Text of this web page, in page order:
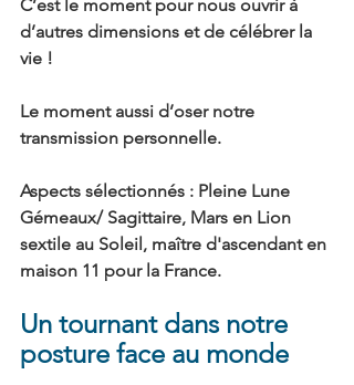
C’est le moment pour nous ouvrir à
d’autres dimensions et de célébrer la
vie !
Le moment aussi d’oser notre
transmission personnelle.
Aspects sélectionnés : Pleine Lune
Gémeaux/ Sagittaire, Mars en Lion
sextile au Soleil, maître d'ascendant en
maison 11 pour la France.
Un tournant dans notre
posture face au monde